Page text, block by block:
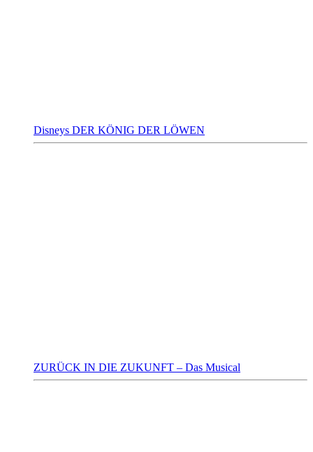
Disneys DER KÖNIG DER LÖWEN
ZURÜCK IN DIE ZUKUNFT – Das Musical